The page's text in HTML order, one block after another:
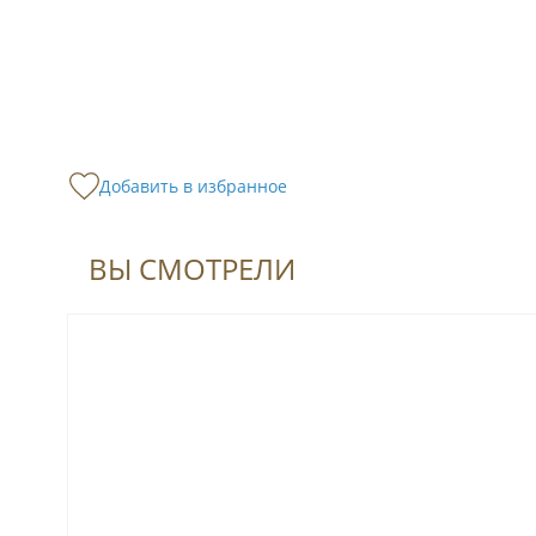
Добавить в избранное
ВЫ СМОТРЕЛИ